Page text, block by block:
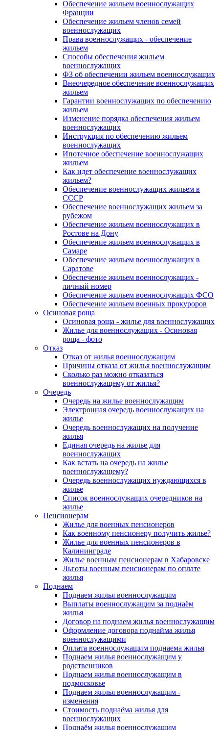
Обеспечение жильем военнослужащих
Франции
Обеспечение жильем членов семей
военнослужащих
Права военнослужащих - обеспечение
жильем
Способы обеспечения жильем
военнослужащих
ФЗ об обеспечении жильем военнослужащих
Внеочередное обеспечение военнослужащих
жильем
Гарантии военнослужащих по обеспечению
жильем
Изменение порядка обеспечения жильем
военнослужащих
Инструкция по обеспечению жильем
военнослужащих
Ипотечное обеспечение военнослужащих
жильем
Как идет обеспечение военнослужащих
жильем?
Обеспечение военнослужащих жильем в
СССР
Обеспечение военнослужащих жильем за
рубежом
Обеспечение жильем военнослужащих в
Ростове на Дону
Обеспечение жильем военнослужащих в
Самаре
Обеспечение жильем военнослужащих в
Саратове
Обеспечение жильем военнослужащих -
личный номер
Обеспечение жильем военнослужащих ФСО
Обеспечение жильем военных прокуроров
Осиновая роща
Осиновая роща - жилье для военнослужащих
Жилье для военнослужащих - Осиновая
роща - фото
Отказ
Отказ от жилья военнослужащим
Причины отказа от жилья военнослужащим
Сколько раз можно отказаться
военнослужащему от жилья?
Очередь
Очередь на жилье военнослужащим
Электронная очередь военнослужащих на
жилье
Очередь военнослужащих на получение
жилья
Единая очередь на жилье для
военнослужащих
Как встать на очередь на жилье
военнослужащему?
Очередь военнослужащих нуждающихся в
жилье
Список военнослужащих очередников на
жилье
Пенсионерам
Жилье для военных пенсионеров
Как военному пенсионеру получить жилье?
Жилье для военных пенсионеров в
Калининграде
Жилье военным пенсионерам в Хабаровске
Льготы военным пенсионерам по оплате
жилья
Поднаем
Поднаем жилья военнослужащим
Выплаты военнослужащим за поднаём
жилья
Договор на поднаем жилья военнослужащим
Оформление договора поднайма жилья
военнослужащими
Оплата военнослужащим поднаема жилья
Поднаем жилья военнослужащим у
родственников
Поднаем жилья военнослужащим в
подмосковье
Поднаем жилья военнослужащим -
изменения
Стоимость поднаёма жилья для
военнослужащих
Поднаём жилья военнослужащим